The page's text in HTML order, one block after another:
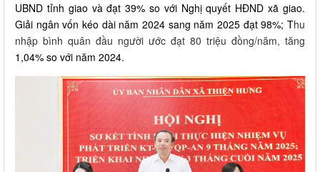
UBND tỉnh giao và đạt 39% so với Nghị quyết HĐND xã giao.
Giải ngân vốn kéo dài năm 2024 sang năm 2025 đạt 98%; Thu
nhập bình quân đầu người ước đạt 80 triệu đồng/năm, tăng
1,04% so với năm 2024.